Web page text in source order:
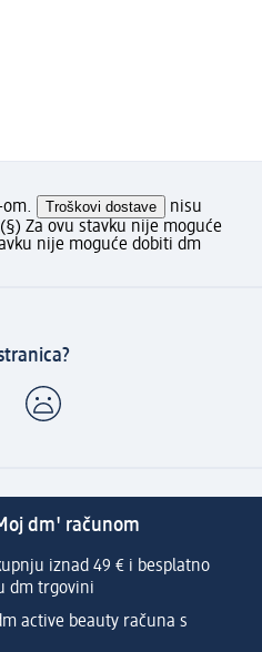
om. Troškovi dostave
nisu
(§) Za ovu stavku nije moguće
nije moguće dobiti dm
dm' računom
iznad 49 € i besplatno
dm trgovini
active beauty računa s